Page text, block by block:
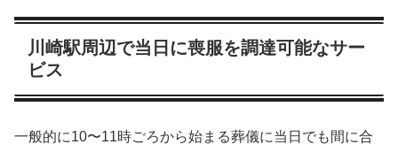
川崎駅周辺で当日に喪服を調達可能なサー
ビス
一般的に10〜11時ごろから始まる葬儀に当日でも間に合